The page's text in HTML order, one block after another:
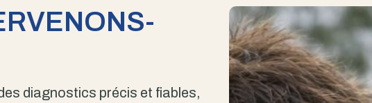
diagnostics précis et fiables,